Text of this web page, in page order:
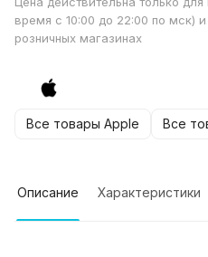
время с 10:00 до 22:00 по мск)
розничных магазинах
Все товары Apple Все
Описание Характеристики